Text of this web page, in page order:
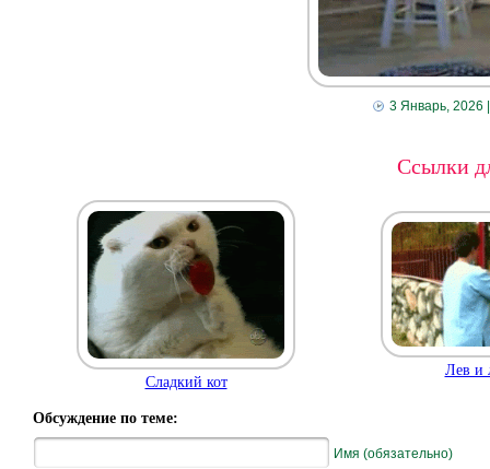
3 Январь, 2026
Ссылки
Сладкий кот
Лев и
Обсуждение по теме:
Имя (обязательно)